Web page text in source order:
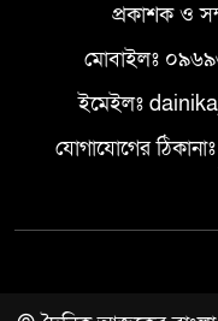
প্রকাশক ও
মোবাইলঃ
ইমেইলঃ
যোগাযোগের ঠিকানাঃ